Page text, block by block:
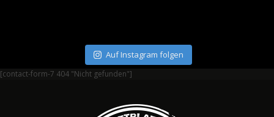
Auf Instagram folgen
[contact-form-7 404 "Nicht gefunden"]